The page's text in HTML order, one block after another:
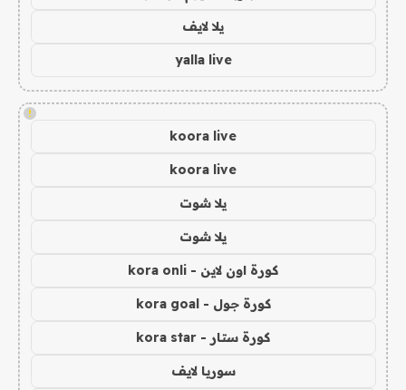
يلا لايف
yalla live
!
koora live
koora live
يلا شوت
يلا شوت
كورة اون لاين - kora onli
كورة جول - kora goal
كورة ستار - kora star
سوريا لايف